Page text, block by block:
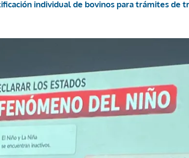
individual de bovinos para trámites de